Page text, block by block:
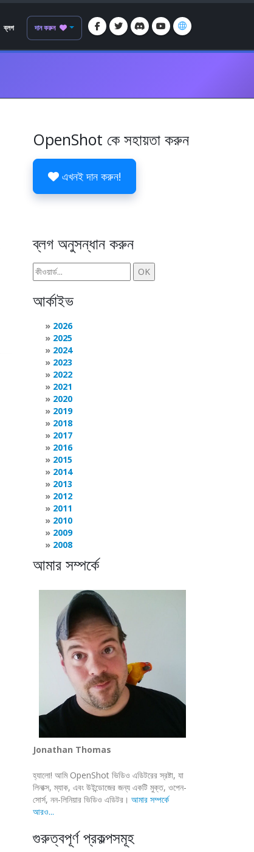
ব্লগ দান করুন
OpenShot কে সহায়তা করুন
এখনই দান করুন!
ব্লগ অনুসন্ধান করুন
আর্কাইভ
2026
2025
2024
2023
2022
2021
2020
2019
2018
2017
2016
2015
2014
2013
2012
2011
2010
2009
2008
আমার সম্পর্কে
Jonathan Thomas
হ্যালো! আমি OpenShot ভিডিও এডিটরের স্রষ্টা, যা
লিনাক্স, ম্যাক, এবং উইন্ডোজের জন্য একটি মুক্ত, ওপেন-
সোর্স, নন-লিনিয়ার ভিডিও এডিটর। আমার সম্পর্কে
আরও...
গুরুত্বপূর্ণ প্রকল্পসমূহ